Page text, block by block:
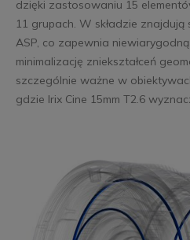
dzięki zastosowaniu 15
11 grupach. W składzie znajdują
ASP, co zapewnia
minimalizację zniekształceń
szczególnie ważne w
gdzie Irix Cine 15mm T2.6